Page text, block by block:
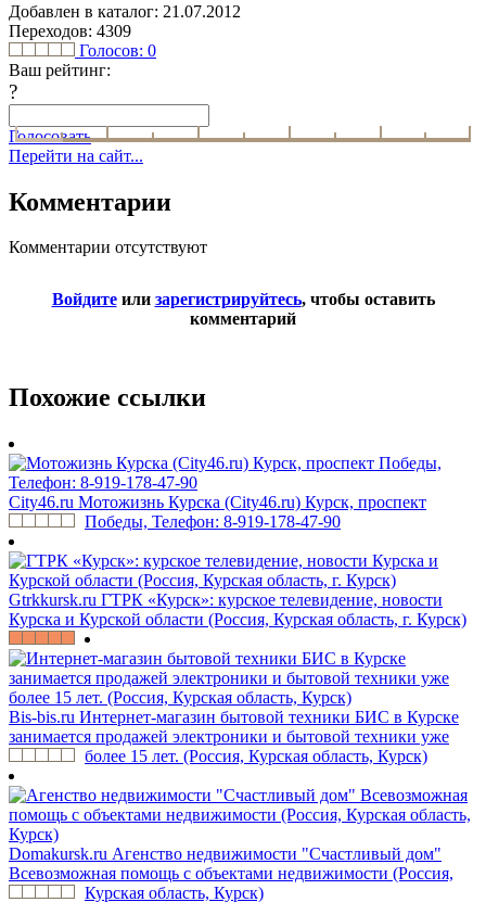
Добавлен в каталог: 21.07.2012
Переходов: 4309
Голосов: 0
Ваш рейтинг:
?
Голосовать
Перейти на сайт...
Комментарии
Комментарии отсутствуют
Войдитеили зарегистрируйтесь, чтобы оставить
комментарий
Похожие ссылки
City46.ru Мотожизнь Курска (City46.ru) Курск, проспект
Победы, Телефон: 8-919-178-47-90
Gtrkkursk.ru ГТРК «Курск»: курское телевидение, новости
Курска и Курской области (Россия, Курская область, г. Курск)
Bis-bis.ru Интернет-магазин бытовой техники БИС в Курске
занимается продажей электроники и бытовой техники уже
более 15 лет. (Россия, Курская область, Курск)
Domakursk.ru Агенство недвижимости "Счастливый дом"
Всевозможная помощь с объектами недвижимости (Россия,
Курская область, Курск)